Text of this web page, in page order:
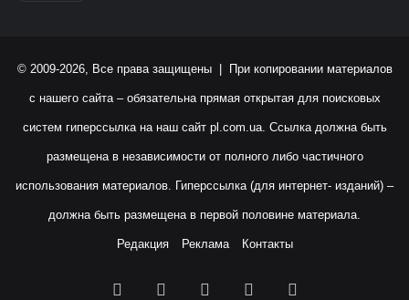
© 2009-2026, Все права защищены | При копировании материалов
с нашего сайта – обязательна прямая открытая для поисковых
систем гиперссылка на наш сайт pl.com.ua. Ссылка должна быть
размещена в независимости от полного либо частичного
использования материалов. Гиперссылка (для интернет- изданий) –
должна быть размещена в первой половине материала.
Редакция Реклама Контакты
Facebook YouTubeInstagram